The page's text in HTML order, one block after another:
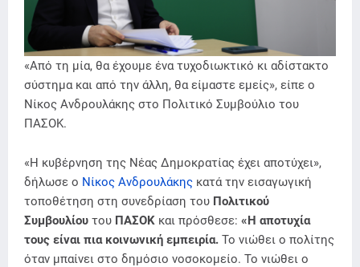
«Από τη μία, θα έχουμε ένα τυχοδιωκτικό κι αδίστακτο
σύστημα και από την άλλη, θα είμαστε εμείς», είπε ο
Νίκος Ανδρουλάκης στο Πολιτικό Συμβούλιο του
ΠΑΣΟΚ.
«Η κυβέρνηση της Νέας Δημοκρατίας έχει αποτύχει»,
δήλωσε ο Νίκος Ανδρουλάκης κατά την εισαγωγική
τοποθέτηση στη συνεδρίαση του Πολιτικού
Συμβουλίου του ΠΑΣΟΚ και πρόσθεσε: «Η αποτυχία
τους είναι πια κοινωνική εμπειρία. Το νιώθει ο πολίτης
όταν μπαίνει στο δημόσιο νοσοκομείο. Το νιώθει ο